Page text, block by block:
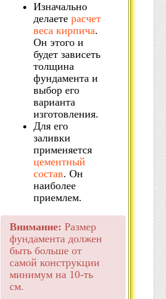
Изначально
делаете расчет
веса кирпича.
Он этого и
будет зависеть
толщина
фундамента и
выбор его
варианта
изготовления.
Для его
заливки
применяется
цементный
состав. Он
наиболее
приемлем.
Внимание: Размер
фундамента должен
быть больше от
самой конструкции
минимум на 10-ть
см.